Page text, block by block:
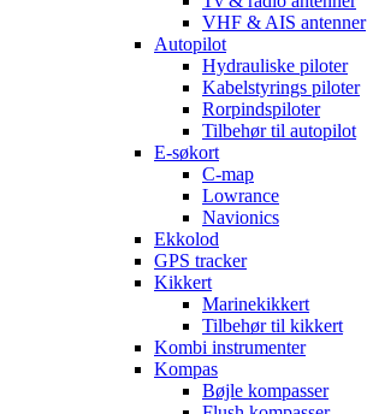
VHF & AIS antenner
Autopilot
Hydrauliske piloter
Kabelstyrings piloter
Rorpindspiloter
Tilbehør til autopilot
E-søkort
C-map
Lowrance
Navionics
Ekkolod
GPS tracker
Kikkert
Marinekikkert
Tilbehør til kikkert
Kombi instrumenter
Kompas
Bøjle kompasser